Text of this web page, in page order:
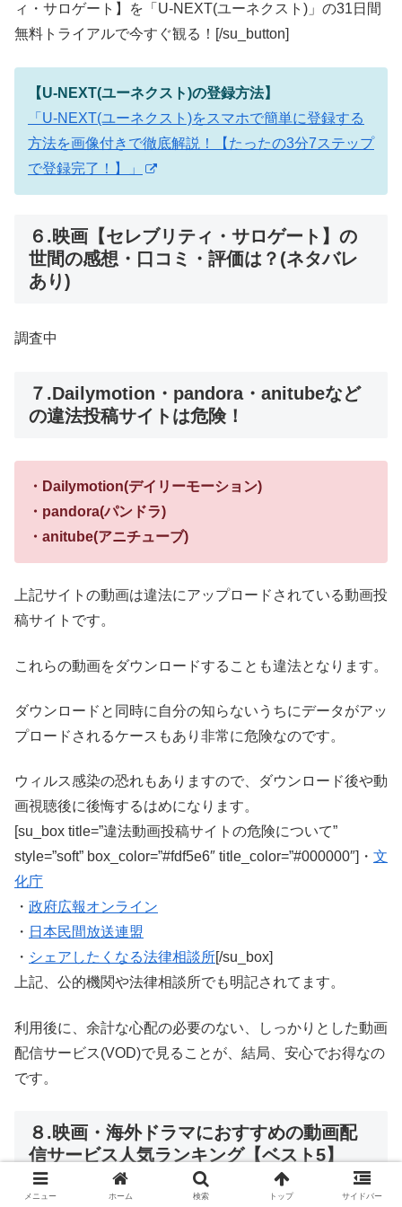
ィ・サロゲート】を「U-NEXT(ユーネクスト)」の31日間
無料トライアルで今すぐ観る！[/su_button]
【U-NEXT(ユーネクスト)の登録方法】
「U-NEXT(ユーネクスト)をスマホで簡単に登録する
方法を画像付きで徹底解説！【たったの3分7ステップ
で登録完了！】」
６.映画【セレブリティ・サロゲート】の
世間の感想・口コミ・評価は？(ネタバレ
あり)
調査中
７.Dailymotion・pandora・anitubeなど
の違法投稿サイトは危険！
・Dailymotion(デイリーモーション)
・pandora(パンドラ)
・anitube(アニチューブ)
上記サイトの動画は違法にアップロードされている動画投
稿サイトです。
これらの動画をダウンロードすることも違法となります。
ダウンロードと同時に自分の知らないうちにデータがアッ
プロードされるケースもあり非常に危険なのです。
ウィルス感染の恐れもありますので、ダウンロード後や動
画視聴後に後悔するはめになります。
[su_box title=”違法動画投稿サイトの危険について”
style=”soft” box_color=”#fdf5e6″ title_color=”#000000″]・ 文
化庁
・ 政府広報オンライン
・ 日本民間放送連盟
・ シェアしたくなる法律相談所 [/su_box]
上記、公的機関や法律相談所でも明記されてます。
利用後に、余計な心配の必要のない、しっかりとした動画
配信サービス(VOD)で見ることが、結局、安心でお得なの
です。
８.映画・海外ドラマにおすすめの動画配
信サービス人気ランキング【ベスト5】
メニュー ホーム 検索 トップ サイドバー